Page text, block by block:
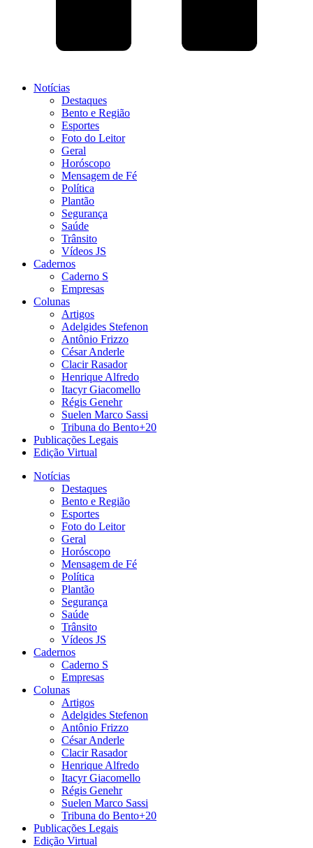
Notícias
Destaques
Bento e Região
Esportes
Foto do Leitor
Geral
Horóscopo
Mensagem de Fé
Política
Plantão
Segurança
Saúde
Trânsito
Vídeos JS
Cadernos
Caderno S
Empresas
Colunas
Artigos
Adelgides Stefenon
Antônio Frizzo
César Anderle
Clacir Rasador
Henrique Alfredo
Itacyr Giacomello
Régis Genehr
Suelen Marco Sassi
Tribuna do Bento+20
Publicações Legais
Edição Virtual
Notícias
Destaques
Bento e Região
Esportes
Foto do Leitor
Geral
Horóscopo
Mensagem de Fé
Política
Plantão
Segurança
Saúde
Trânsito
Vídeos JS
Cadernos
Caderno S
Empresas
Colunas
Artigos
Adelgides Stefenon
Antônio Frizzo
César Anderle
Clacir Rasador
Henrique Alfredo
Itacyr Giacomello
Régis Genehr
Suelen Marco Sassi
Tribuna do Bento+20
Publicações Legais
Edição Virtual